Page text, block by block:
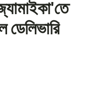
ডেলিভারি